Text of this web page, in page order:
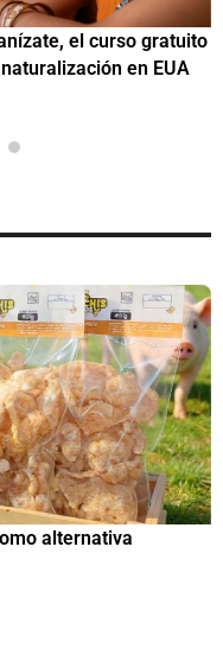
el curso gratuito
en EUA
alternativa